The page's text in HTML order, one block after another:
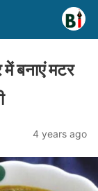
मटर
4 years ago